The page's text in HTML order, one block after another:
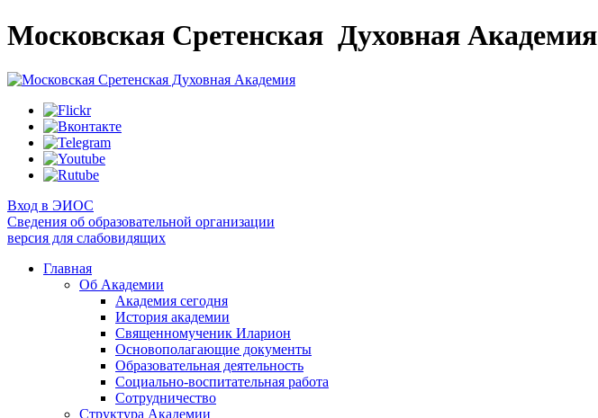
Московская Сретенская Духовная Академия
Вход в ЭИОС
Сведения об образовательной организации
версия для слабовидящих
Главная
Об Академии
Академия сегодня
История академии
Священномученик Иларион
Основополагающие документы
Образовательная деятельность
Социально-воспитательная работа
Сотрудничество
Структура Академии